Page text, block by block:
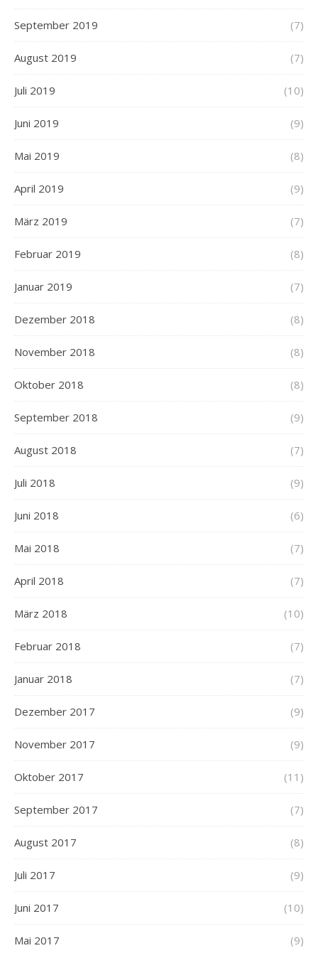
September 2019 (7)
August 2019 (7)
Juli 2019 (10)
Juni 2019 (9)
Mai 2019 (8)
April 2019 (9)
März 2019 (7)
Februar 2019 (8)
Januar 2019 (7)
Dezember 2018 (8)
November 2018 (8)
Oktober 2018 (8)
September 2018 (9)
August 2018 (7)
Juli 2018 (9)
Juni 2018 (6)
Mai 2018 (7)
April 2018 (7)
März 2018 (10)
Februar 2018 (7)
Januar 2018 (7)
Dezember 2017 (9)
November 2017 (9)
Oktober 2017 (11)
September 2017 (7)
August 2017 (8)
Juli 2017 (9)
Juni 2017 (10)
Mai 2017 (9)